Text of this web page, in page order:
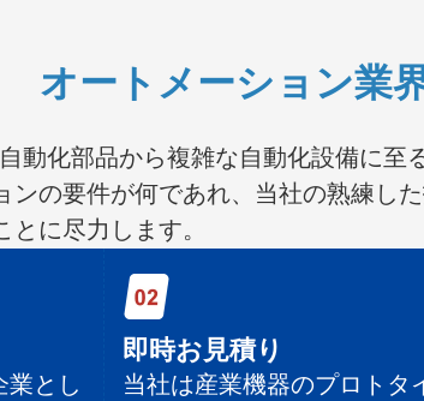
オートメーション業
動化部品から複雑な自動化設備に
ンの要件が何であれ、当社の熟練し
とに尽力します。
業とし
即時お見積り
当社は産業機器のプロトタ